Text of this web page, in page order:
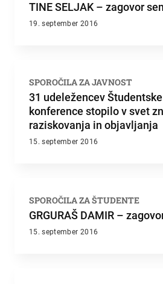
TINE SELJAK – zagovor
19. september 2016
SPOROČILA ZA JAVNOST
31 udeležencev
konference stopilo v svet
raziskovanja in objavljanja
15. september 2016
SPOROČILA ZA ŠTUDENTE
GRGURAŠ DAMIR –
15. september 2016